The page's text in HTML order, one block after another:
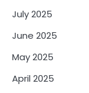
July 2025
June 2025
May 2025
April 2025